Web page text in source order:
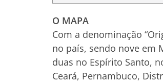
O MAPA
Com a denominação
no país, sendo nove em
duas no Espírito Santo,
Ceará, Pernambuco,